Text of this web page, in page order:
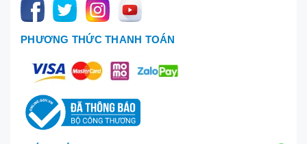
PHƯƠNG THỨC THANH TOÁN